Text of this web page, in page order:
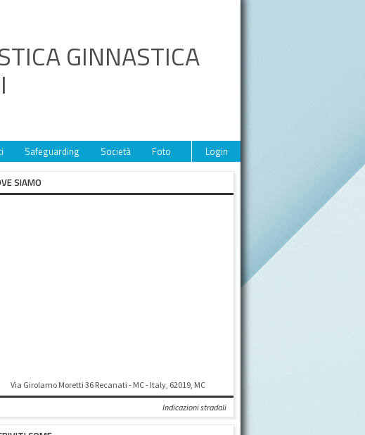
GINNASTICA
Safeguarding Società Foto VideoLogin
SIAMO
Via Girolamo Moretti 36 Recanati - MC - Italy, 62019, MC
Indicazioni stradali